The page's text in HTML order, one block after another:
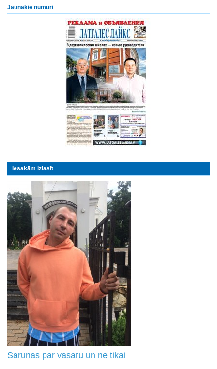
Jaunākie numuri
Iesakām izlasīt
Sarunas par vasaru un ne tikai